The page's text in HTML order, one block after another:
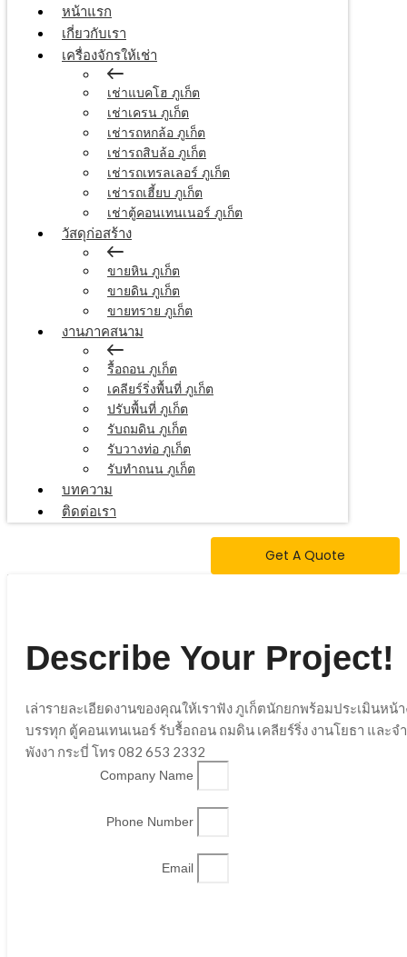
หน้าแรก
เกี่ยวกับเรา
เครื่องจักรให้เช่า
เช่าแบคโฮ ภูเก็ต
เช่าเครน ภูเก็ต
เช่ารถหกล้อ ภูเก็ต
เช่ารถสิบล้อ ภูเก็ต
เช่ารถเทรลเลอร์ ภูเก็ต
เช่ารถเฮี้ยบ ภูเก็ต
เช่าตู้คอนเทนเนอร์ ภูเก็ต
วัสดุก่อสร้าง
ขายหิน ภูเก็ต
ขายดิน ภูเก็ต
ขายทราย ภูเก็ต
งานภาคสนาม
รื้อถอน ภูเก็ต
เคลียร์ริ่งพื้นที่ ภูเก็ต
ปรับพื้นที่ ภูเก็ต
รับถมดิน ภูเก็ต
รับวางท่อ ภูเก็ต
รับทำถนน ภูเก็ต
บทความ
ติดต่อเรา
Get A Quote
Describe Your Project!
เล่ารายละเอียดงานของคุณให้เราฟัง ภูเก็ตนักยกพร้อมประเมินหน้
บรรทุก ตู้คอนเทนเนอร์ รับรื้อถอน ถมดิน เคลียร์ริ่ง งานโยธา และ
พังงา กระบี่ โทร 082 653 2332
Company Name
Phone Number
Email